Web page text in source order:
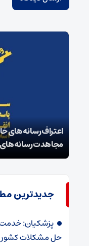
اعتراف
مجاهدت رسانه‌های
جدیدترین
پزشکیان:
حل مشکلات